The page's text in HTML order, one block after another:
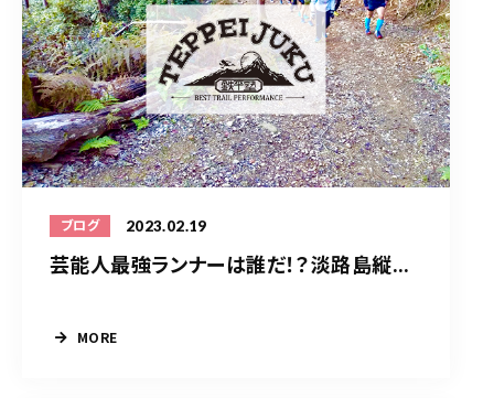
ブログ 2023.02.19
芸能人最強ランナーは誰だ！？淡路島縦...
MORE